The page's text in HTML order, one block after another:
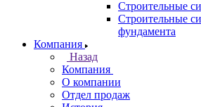
Строительные
Строительные
фундамента
Компания
Назад
Компания
О компании
Отдел продаж